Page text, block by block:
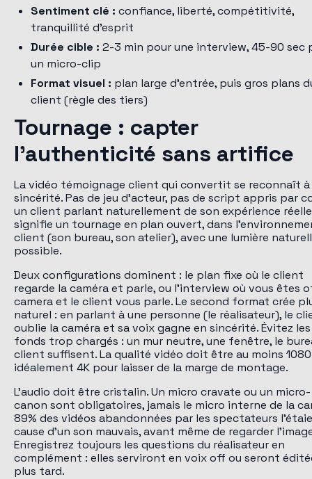
Sentiment clé : confiance, liberté, compétitivité,
tranquillité d'esprit
Durée cible : 2-3 min pour une interview, 45-90 sec
un micro-clip
Format visuel : plan large d'entrée, puis gros plans
client (règle des tiers)
Tournage : capter
l'authenticité sans artifice
La vidéo témoignage client qui convertit se reconnaît à
sincérité. Pas de jeu d'acteur, pas de script appris par
un client parlant naturellement de son expérience
signifie un tournage en plan ouvert, dans
client (son bureau, son atelier), avec une lumière
possible.
Deux configurations dominent : le plan fixe où le client
regarde la caméra et parle, ou l'interview où vous êtes
camera et le client vous parle. Le second format crée
naturel : en parlant à une personne (le réalisateur), le
oublie la caméra et sa voix gagne en sincérité. Évitez les
fonds trop chargés : un mur neutre, une fenêtre, le
client suffisent. La qualité vidéo doit être au moins
idéalement 4K pour laisser de la marge de montage.
L'audio doit être cristalin. Un micro cravate ou un micro-
canon sont obligatoires, jamais le micro interne de la
89% des vidéos abandonnées par les spectateurs
cause d'un son mauvais, avant même de regarder
Enregistrez toujours les questions du réalisateur en
complément : elles serviront en voix off ou seront
plus tard.